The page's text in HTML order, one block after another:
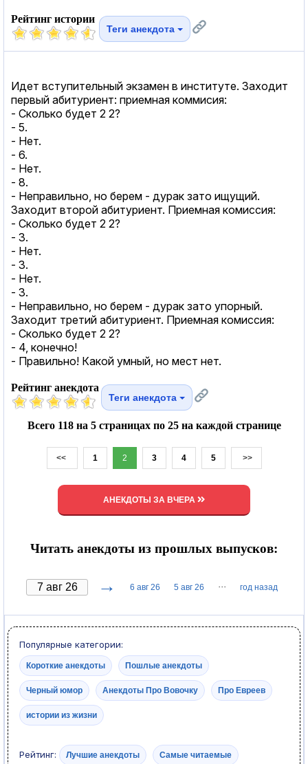
Рейтинг истории
Теги анекдота
Идет вступительный экзамен в институте. Заходит
первый абитуриент: приемная коммисия:
- Сколько будет 2 2?
- 5.
- Нет.
- 6.
- Нет.
- 8.
- Неправильно, но берем - дурак зато ищущий.
Заходит второй абитуриент. Приемная комиссия:
- Сколько будет 2 2?
- 3.
- Нет.
- 3.
- Нет.
- 3.
- Неправильно, но берем - дурак зато упорный.
Заходит третий абитуриент. Приемная комиссия:
- Сколько будет 2 2?
- 4, конечно!
- Правильно! Какой умный, но мест нет.
Рейтинг анекдота
Теги анекдота
Всего 118 на 5 страницах по 25 на каждой странице
<< 1 2 3 4 5 >>
АНЕКДОТЫ ЗА ВЧЕРА
Читать анекдоты из прошлых выпусков:
→ 6 авг 26 5 авг 26 ··· год назад
Популярные категории:
Короткие анекдоты Пошлые анекдоты
Черный юмор Анекдоты Про Вовочку Про Евреев
истории из жизни
Рейтинг: Лучшие анекдоты Самые читаемые